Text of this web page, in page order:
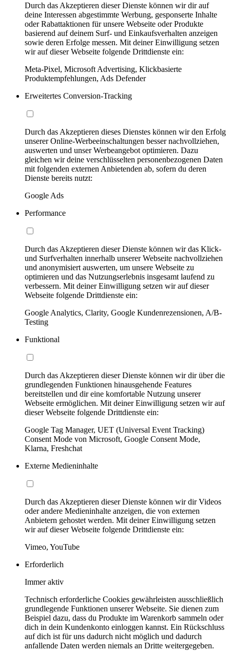
Durch das Akzeptieren dieser Dienste können wir dir auf
deine Interessen abgestimmte Werbung, gesponserte Inhalte
oder Rabattaktionen für unsere Webseite oder Produkte
basierend auf deinem Surf- und Einkaufsverhalten anzeigen
sowie deren Erfolge messen. Mit deiner Einwilligung setzen
wir auf dieser Webseite folgende Drittdienste ein:
Meta-Pixel, Microsoft Advertising, Klickbasierte
Produktempfehlungen, Ads Defender
Erweitertes Conversion-Tracking
Durch das Akzeptieren dieses Dienstes können wir den Erfolg
unserer Online-Werbeeinschaltungen besser nachvollziehen,
auswerten und unser Werbeangebot optimieren. Dazu
gleichen wir deine verschlüsselten personenbezogenen Daten
mit folgenden externen Anbietenden ab, sofern du deren
Dienste bereits nutzt:
Google Ads
Performance
Durch das Akzeptieren dieser Dienste können wir das Klick-
und Surfverhalten innerhalb unserer Webseite nachvollziehen
und anonymisiert auswerten, um unsere Webseite zu
optimieren und das Nutzungserlebnis insgesamt laufend zu
verbessern. Mit deiner Einwilligung setzen wir auf dieser
Webseite folgende Drittdienste ein:
Google Analytics, Clarity, Google Kundenrezensionen, A/B-
Testing
Funktional
Durch das Akzeptieren dieser Dienste können wir dir über die
grundlegenden Funktionen hinausgehende Features
bereitstellen und dir eine komfortable Nutzung unserer
Webseite ermöglichen. Mit deiner Einwilligung setzen wir auf
dieser Webseite folgende Drittdienste ein:
Google Tag Manager, UET (Universal Event Tracking)
Consent Mode von Microsoft, Google Consent Mode,
Klarna, Freshchat
Externe Medieninhalte
Durch das Akzeptieren dieser Dienste können wir dir Videos
oder andere Medieninhalte anzeigen, die von externen
Anbietern gehostet werden. Mit deiner Einwilligung setzen
wir auf dieser Webseite folgende Drittdienste ein:
Vimeo, YouTube
Erforderlich
Immer aktiv
Technisch erforderliche Cookies gewährleisten ausschließlich
grundlegende Funktionen unserer Webseite. Sie dienen zum
Beispiel dazu, dass du Produkte im Warenkorb sammeln oder
dich in dein Kundenkonto einloggen kannst. Ein Rückschluss
auf dich ist für uns dadurch nicht möglich und dadurch
anfallende Daten werden niemals an Dritte weitergegeben.